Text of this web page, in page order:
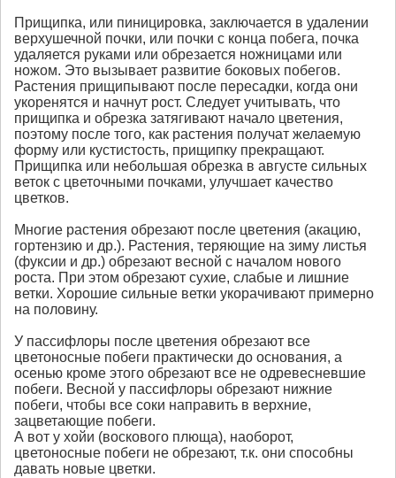
Прищипка, или пиницировка, заключается в удалении
верхушечной почки, или почки с конца побега, почка
удаляется руками или обрезается ножницами или
ножом. Это вызывает развитие боковых побегов.
Растения прищипывают после пересадки, когда они
укоренятся и начнут рост. Следует учитывать, что
прищипка и обрезка затягивают начало цветения,
поэтому после того, как растения получат желаемую
форму или кустистость, прищипку прекращают.
Прищипка или небольшая обрезка в августе сильных
веток с цветочными почками, улучшает качество
цветков.
Многие растения обрезают после цветения (акацию,
гортензию и др.). Растения, теряющие на зиму листья
(фуксии и др.) обрезают весной с началом нового
роста. При этом обрезают сухие, слабые и лишние
ветки. Хорошие сильные ветки укорачивают примерно
на половину.
У пассифлоры после цветения обрезают все
цветоносные побеги практически до основания, а
осенью кроме этого обрезают все не одревесневшие
побеги. Весной у пассифлоры обрезают нижние
побеги, чтобы все соки направить в верхние,
зацветающие побеги.
А вот у хойи (воскового плюща), наоборот,
цветоносные побеги не обрезают, т.к. они способны
давать новые цветки.